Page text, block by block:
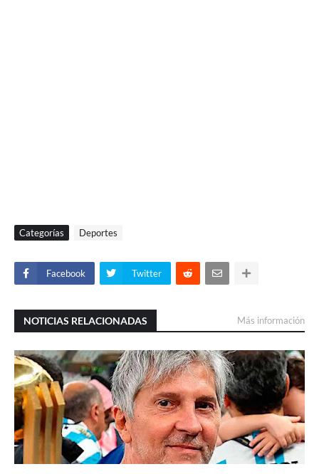
Categorías Deportes
Facebook Twitter
NOTICIAS RELACIONADAS Más información